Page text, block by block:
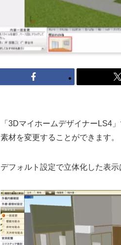
「3DマイホームデザイナーLS4
素材を変更することができます。
デフォルト設定で立体化した表示